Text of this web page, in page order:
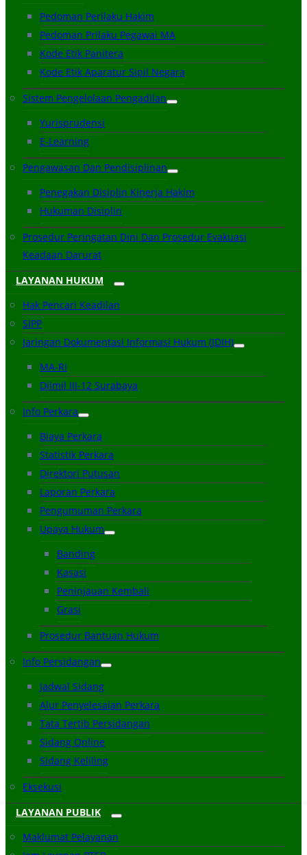
Pedoman Perilaku Hakim
Pedoman Prilaku Pegawai MA
Kode Etik Panitera
Kode Etik Aparatur Sipil Negara
Sistem Pengelolaan Pengadilan
Yurisprudensi
E-Learning
Pengawasan Dan Pendisiplinan
Penegakan Disiplin Kinerja Hakim
Hukuman Disiplin
Prosedur Peringatan Dini Dan Prosedur Evakuasi
Keadaan Darurat
LAYANAN HUKUM
Hak Pencari Keadilan
SIPP
Jaringan Dokumentasi Informasi Hukum (JDIH)
MA-RI
Dilmil III-12 Surabaya
Info Perkara
Biaya Perkara
Statistik Perkara
Direktori Putusan
Laporan Perkara
Pengumuman Perkara
Upaya Hukum
Banding
Kasasi
Peninjauan Kembali
Grasi
Prosedur Bantuan Hukum
Info Persidangan
Jadwal Sidang
Alur Penyelesaian Perkara
Tata Tertib Persidangan
Sidang Online
Sidang Keliling
Eksekusi
LAYANAN PUBLIK
Maklumat Pelayanan